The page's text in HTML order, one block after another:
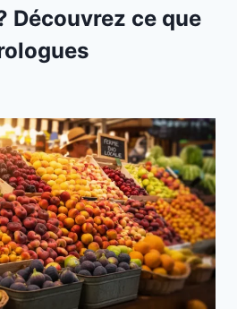
Découvrez ce que